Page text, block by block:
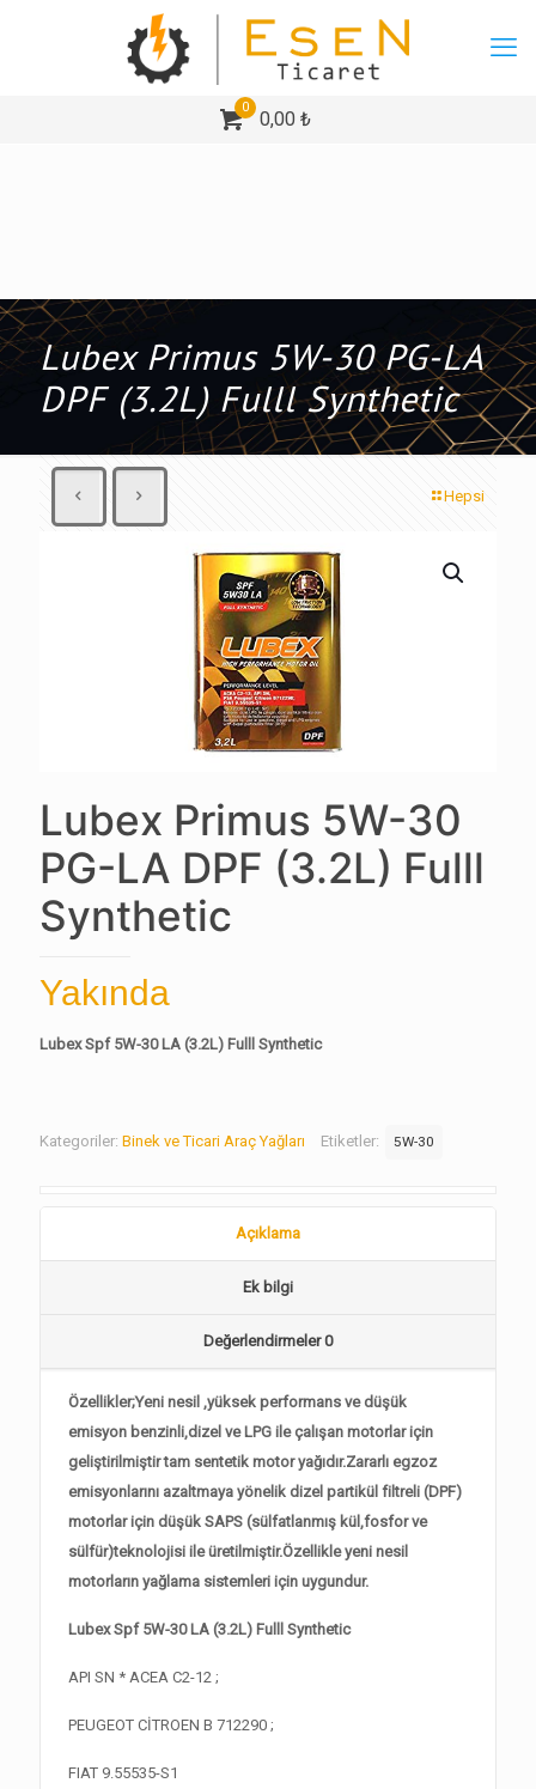
0
0,00 ₺
Lubex Primus 5W-30 PG-LA
DPF (3.2L) Fulll Synthetic
Hepsi
Lubex Primus 5W-30
PG-LA DPF (3.2L) Fulll
Synthetic
Yakında
Lubex Spf 5W-30 LA (3.2L) Fulll Synthetic
Kategoriler: Binek ve Ticari Araç Yağları Etiketler: 5W-30
Açıklama
Ek bilgi
Değerlendirmeler0
Özellikler;Yeni nesil ,yüksek performans ve düşük
emisyon benzinli,dizel ve LPG ile çalışan motorlar için
geliştirilmiştir tam sentetik motor yağıdır.Zararlı egzoz
emisyonlarını azaltmaya yönelik dizel partikül filtreli (DPF)
motorlar için düşük SAPS (sülfatlanmış kül,fosfor ve
sülfür)teknolojisi ile üretilmiştir.Özellikle yeni nesil
motorların yağlama sistemleri için uygundur.
Lubex Spf 5W-30 LA (3.2L) Fulll Synthetic
API SN * ACEA C2-12 ;
PEUGEOT CİTROEN B 712290 ;
FIAT 9.55535-S1